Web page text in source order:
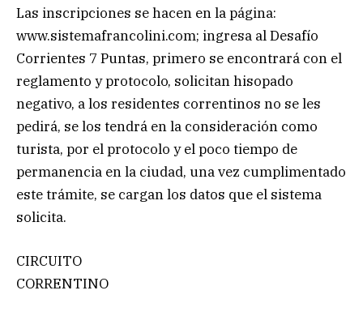
Las inscripciones se hacen en la página:
www.sistemafrancolini.com; ingresa al Desafío
Corrientes 7 Puntas, primero se encontrará con el
reglamento y protocolo, solicitan hisopado
negativo, a los residentes correntinos no se les
pedirá, se los tendrá en la consideración como
turista, por el protocolo y el poco tiempo de
permanencia en la ciudad, una vez cumplimentado
este trámite, se cargan los datos que el sistema
solicita.
CIRCUITO
CORRENTINO